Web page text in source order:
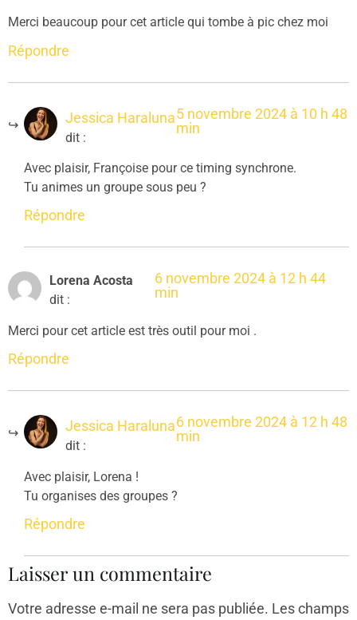
Merci beaucoup pour cet article qui tombe à pic chez moi
Répondre
Jessica Haraluna
dit :
5 novembre 2024 à 10 h 48
min
Avec plaisir, Françoise pour ce timing synchrone.
Tu animes un groupe sous peu ?
Répondre
Lorena Acosta
dit :
6 novembre 2024 à 12 h 44
min
Merci pour cet article est très outil pour moi .
Répondre
Jessica Haraluna
dit :
6 novembre 2024 à 12 h 48
min
Avec plaisir, Lorena !
Tu organises des groupes ?
Répondre
Laisser un commentaire
Votre adresse e-mail ne sera pas publiée. Les champs